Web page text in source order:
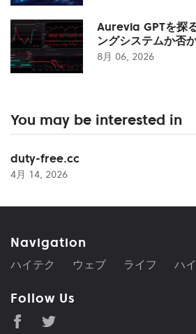
Aurevia GPTを探
ングシステムか否
8月 06, 2026
You may be interested in
duty-free.cc
4月 14, 2026
Navigation
ハイテク ウェブ ライフ ハ
Follow Us